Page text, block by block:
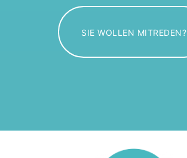
SIE WOLLEN MITREDEN?